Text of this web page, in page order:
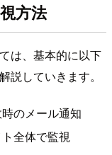
方法
は、基本的に以下
説していきます。
のメール通知
全体で監視